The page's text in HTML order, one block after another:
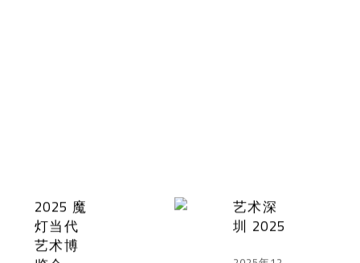
2025 魔
灯当代
艺术博
艺术深
圳 2025